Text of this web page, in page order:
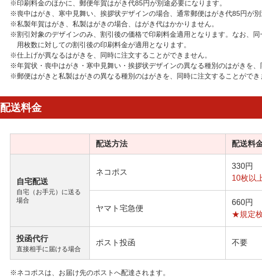
※印刷料金のほかに、郵便年賀はがき代85円が別途必要になります。
※喪中はがき、寒中見舞い、挨拶状デザインの場合、通常郵便はがき代85円が別
※私製年賀はがき、私製はがきの場合、はがき代はかかりません。
※割引対象のデザインのみ、割引後の価格で印刷料金適用となります。なお、
用枚数に対しての割引後の印刷料金が適用となります。
※仕上げが異なるはがきを、同時に注文することができません。
※年賀状・喪中はがき・寒中見舞い・挨拶状デザインの異なる種別のはがきを、
※郵便はがきと私製はがきの異なる種別のはがきを、同時に注文することができ
配送料金
配送方法 配送料
自宅配送
自宅（お手元）に送る
場合
ネコポス
330円
10枚以
ヤマト宅急便
660円
★規定
投函代行
直接相手に届ける場合
ポスト投函 不要
※ネコポスは、お届け先のポストへ配達されます。